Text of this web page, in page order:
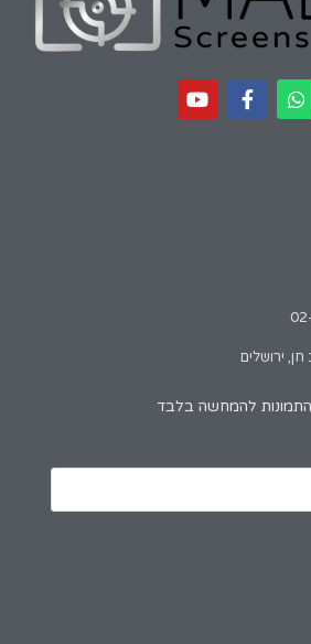
ירושלים
להמחשה בלבד